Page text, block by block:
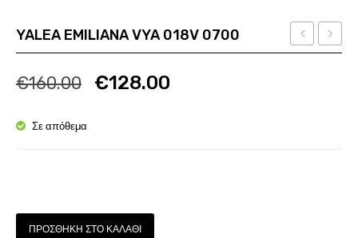
SWAN
YALEA EMILIANA VYA 018V 0700
€160.00 Ποσότητα
€128.00
Σε απόθεμα
ΠΡΟΣΘΉΚΗ ΣΤΟ ΚΑΛΆΘΙ